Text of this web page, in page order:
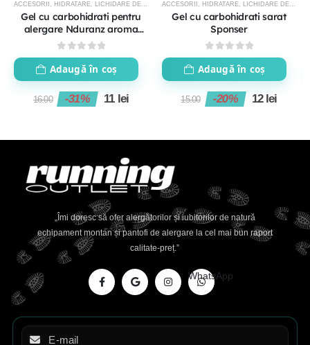
ACCESORII , HIDRATARE, LICHIDARE DE STOC
Gel cu carbohidrati pentru
alergare Nduranz aroma
lamaie
0out of 5
Adaugă în coș
16.00 -31% 11 lei
ACCESORII , HIDRATARE, LICHIDARE DE STOC
Gel cu carbohidrati sarat
Sponser
0out of 5
Adaugă în coș
15.00 -20% 12 lei
„Îmi doresc să ofer alergătorilor și iubitorilor de natură
echipament montan și pantofi de alergare la cel mai bun raport
calitate-preț.”
WhatsApp